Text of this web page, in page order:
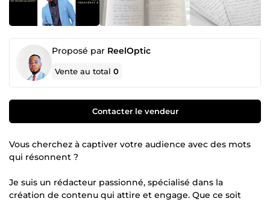
Proposé par ReelOptic
Vente au total0
Contacter le vendeur
Vous cherchez à captiver votre audience avec des mots
qui résonnent ?
Je suis un rédacteur passionné, spécialisé dans la
création de contenu qui attire et engage. Que ce soit